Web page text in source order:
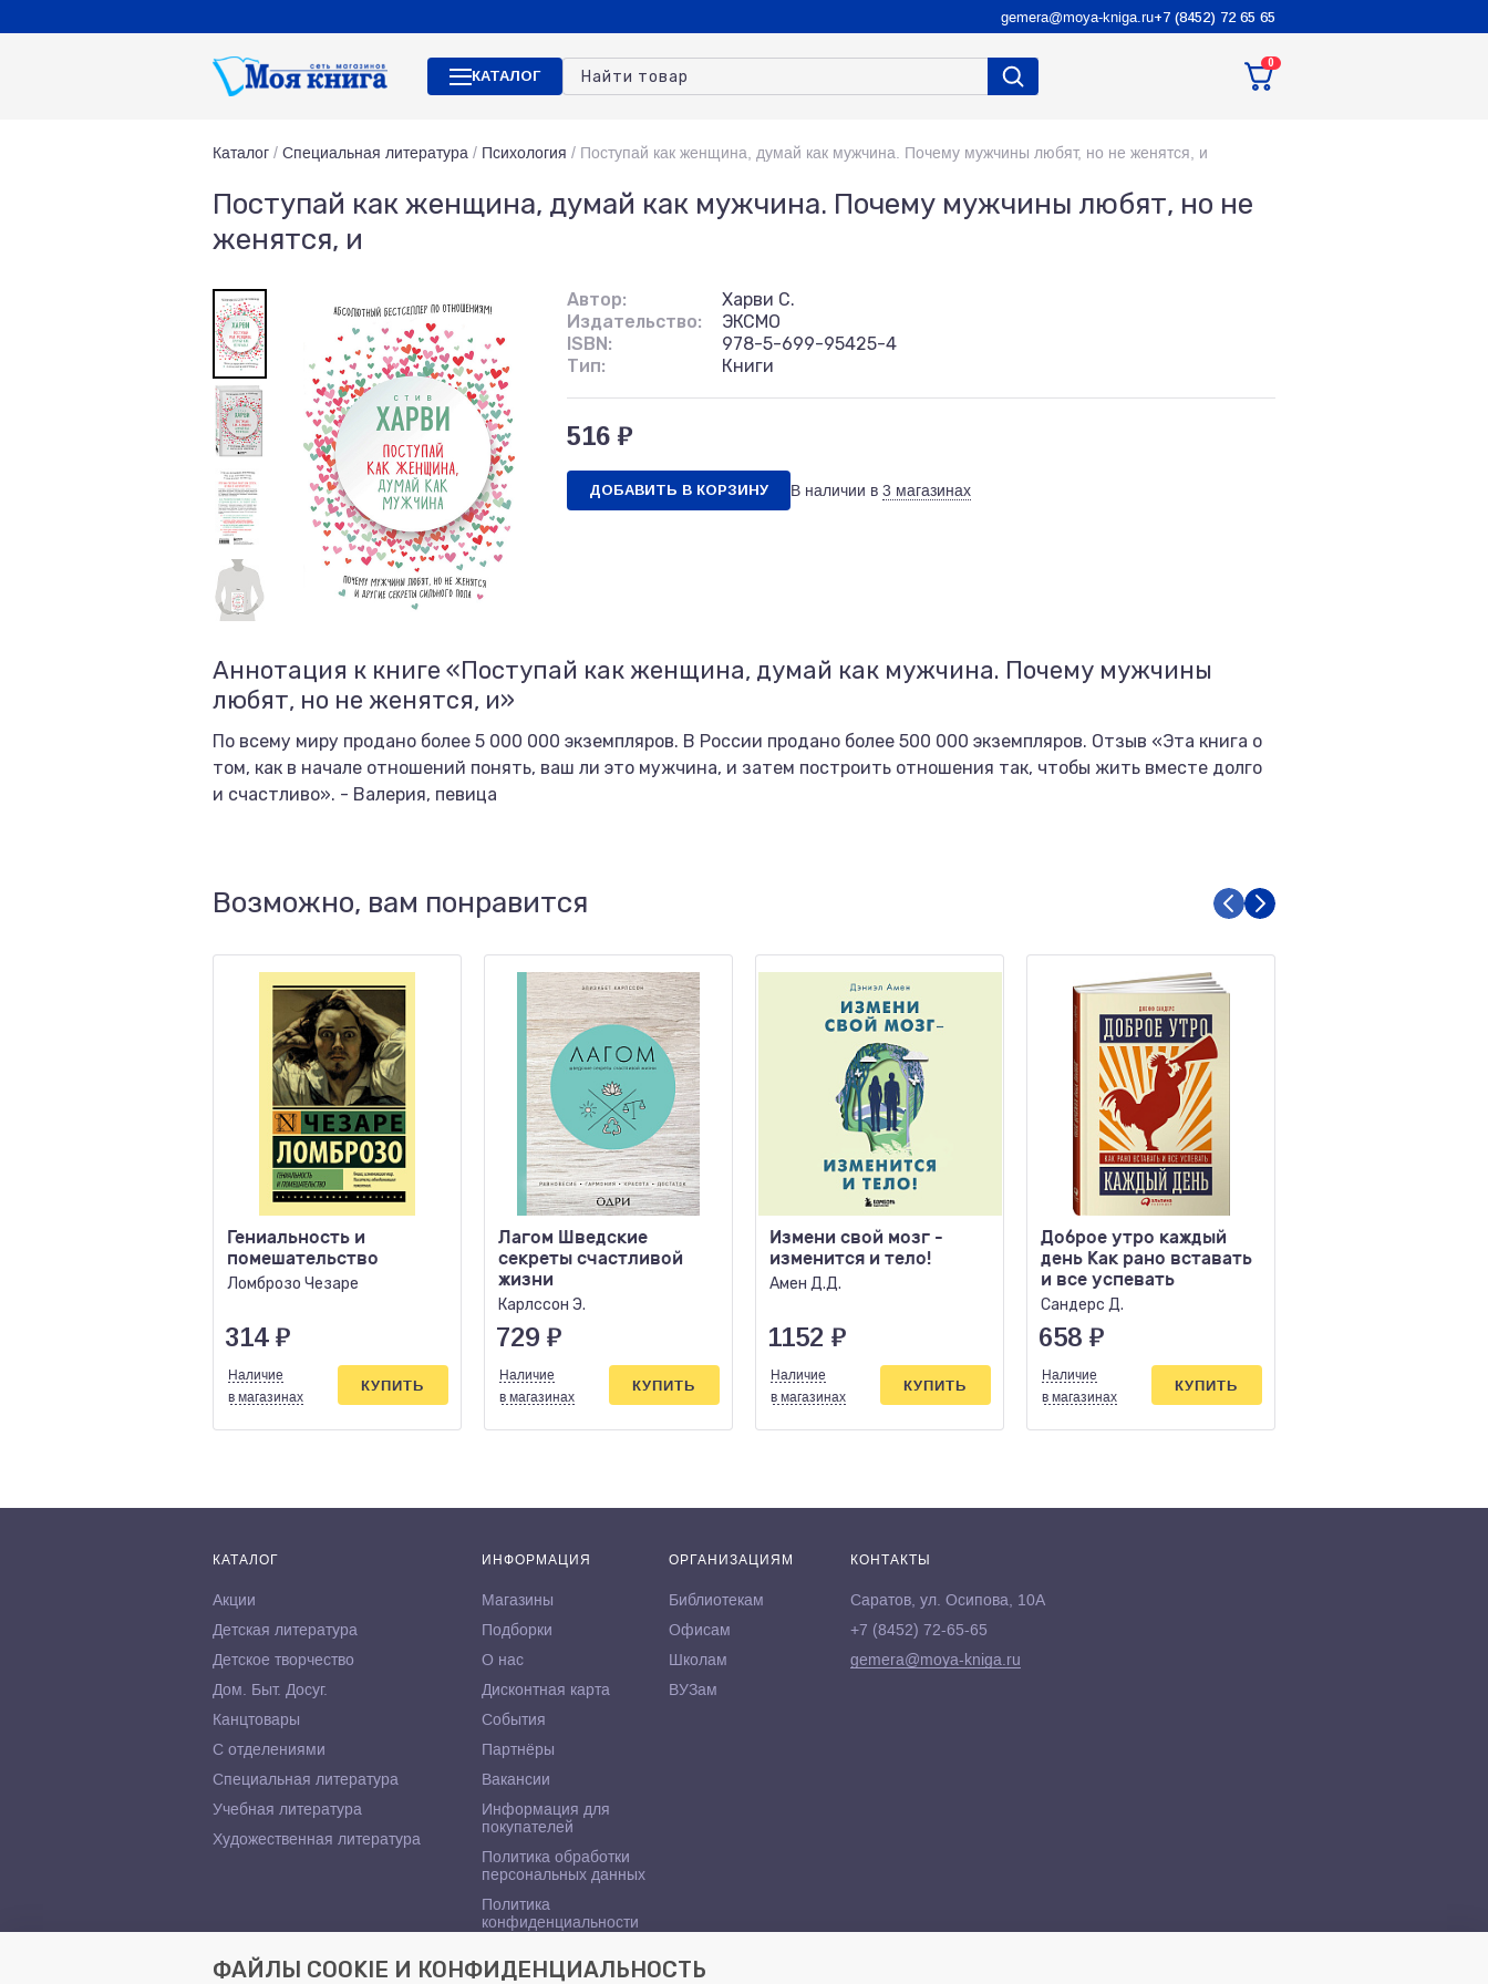
gemera@moya-kniga.ru+7 (8452) 72 65 65
КАТАЛОГ
0
Каталог / Специальная литература / Психология / Поступай как женщина, думай как мужчина. Почему мужчины любят, но не женятся, и
Поступай как женщина, думай как мужчина. Почему мужчины любят, но не
женятся, и
Автор:
Харви С.
Издательство:
ЭКСМО
ISBN:
978-5-699-95425-4
Тип:
Книги
516 ₽
ДОБАВИТЬ В КОРЗИНУ В наличии в 3 магазинах
Аннотация к книге «Поступай как женщина, думай как мужчина. Почему мужчины
любят, но не женятся, и»
По всему миру продано более 5 000 000 экземпляров. В России продано более 500 000 экземпляров. Отзыв «Эта книга о
том, как в начале отношений понять, ваш ли это мужчина, и затем построить отношения так, чтобы жить вместе долго
и счастливо». - Валерия, певица
Возможно, вам понравится
Гениальность и
помешательство
Ломброзо Чезаре
314 ₽
Наличие
в магазинах
КУПИТЬ
Лагом Шведские
секреты счастливой
жизни
Карлссон Э.
729 ₽
Наличие
в магазинах
КУПИТЬ
Измени свой мозг -
изменится и тело!
Амен Д.Д.
1152 ₽
Наличие
в магазинах
КУПИТЬ
Доброе утро каждый
день Как рано вставать
и все успевать
Сандерс Д.
658 ₽
Наличие
в магазинах
КУПИТЬ
КАТАЛОГ
Акции
Детская литература
Детское творчество
Дом. Быт. Досуг.
Канцтовары
С отделениями
Специальная литература
Учебная литература
Художественная литература
ИНФОРМАЦИЯ
Магазины
Подборки
О нас
Дисконтная карта
События
Партнёры
Вакансии
Информация для
покупателей
Политика обработки
персональных данных
Политика
конфиденциальности
ОРГАНИЗАЦИЯМ
Библиотекам
Офисам
Школам
ВУЗам
КОНТАКТЫ
Саратов, ул. Осипова, 10А
+7 (8452) 72-65-65
gemera@moya-kniga.ru
ФАЙЛЫ COOKIE И КОНФИДЕНЦИАЛЬНОСТЬ